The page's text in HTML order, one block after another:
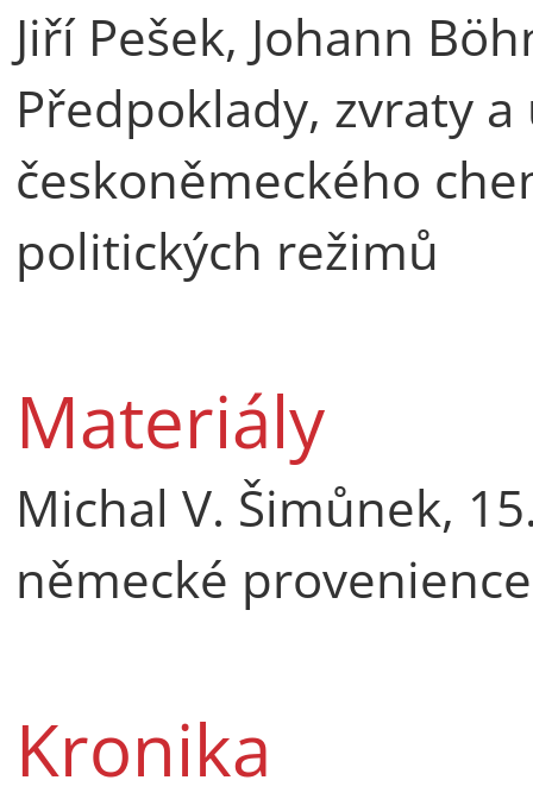
Jiří Pešek, Johann
Předpoklady, zvraty
českoněmeckého
politických režimů
Materiály
Michal V. Šimůnek,
německé
Kronika